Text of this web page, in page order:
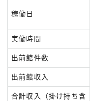
稼働日
実働時間
出前館件数
出前館収入
合計収入（掛け持ち含